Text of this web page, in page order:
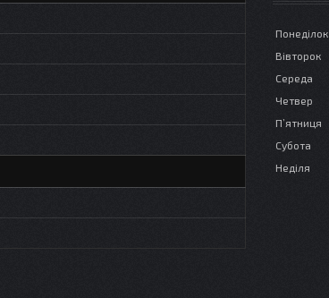
Понеділок
Вівторок
Середа
Четвер
Пʼятниця
Субота
Неділя